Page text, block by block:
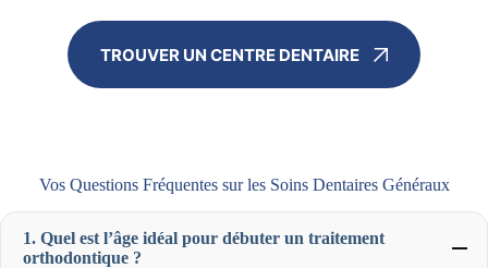
TROUVER UN CENTRE DENTAIRE
Vos Questions Fréquentes sur les Soins Dentaires Généraux
1. Quel est l’âge idéal pour débuter un traitement
orthodontique ?